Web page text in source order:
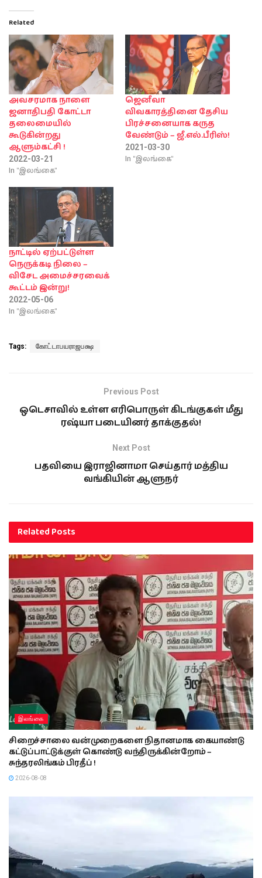
Related
அவசரமாக நாளை
ஜனாதிபதி கோட்டா
தலைமையில்
கூடுகின்றது
ஆளும்கட்சி !
2022-03-21
In "இலங்கை"
ஜெனீவா
விவகாரத்தினை தேசிய
பிரச்சனையாக கருத
வேண்டும் – ஜீ.எல்.பீரிஸ்!
2021-03-30
In "இலங்கை"
நாட்டில் ஏற்பட்டுள்ள
நெருக்கடி நிலை –
விசேட அமைச்சரவைக்
கூட்டம் இன்று!
2022-05-06
In "இலங்கை"
Tags: கோட்டாபயராஜபக்ஷ
Previous Post
ஒடெசாவில் உள்ள எரிபொருள் கிடங்குகள் மீது
ரஷ்யா படையினர் தாக்குதல்!
Next Post
பதவியை இராஜினாமா செய்தார் மத்திய
வங்கியின் ஆளுநர்
RelatedPosts
இலங்கை
சிறைச்சாலை வன்முறைகளை நிதானமாக கையாண்டு
கட்டுப்பாட்டுக்குள் கொண்டு வந்திருக்கின்றோம் –
சுந்தரலிங்கம் பிரதீப் !
2026-08-08